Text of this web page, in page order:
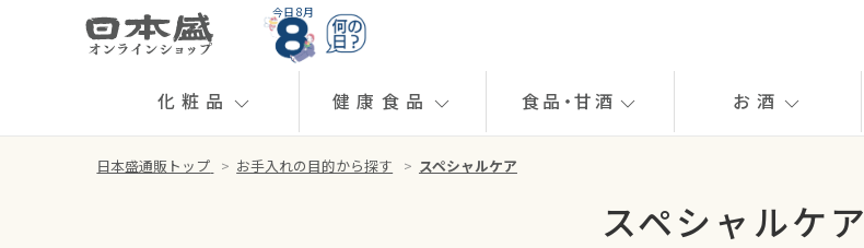
今日 8月
化粧品 健康食品 食品・甘酒 お酒
日本盛通販トップ > お手入れの目的から探す > スペシャルケア
スペシャルケア